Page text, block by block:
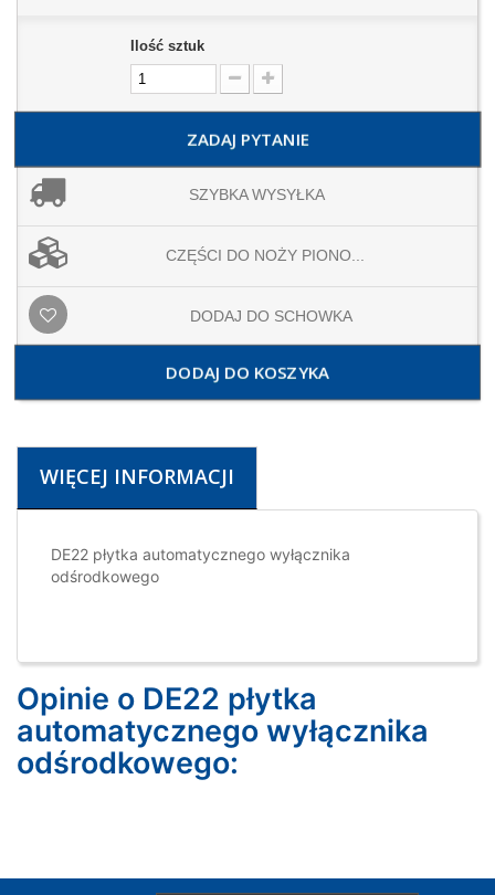
Ilość sztuk
ZADAJ PYTANIE
SZYBKA WYSYŁKA
CZĘŚCI DO NOŻY PIONO...
DODAJ DO SCHOWKA
DODAJ DO KOSZYKA
WIĘCEJ INFORMACJI
DE22 płytka automatycznego wyłącznika
odśrodkowego
Opinie o DE22 płytka
automatycznego wyłącznika
odśrodkowego: